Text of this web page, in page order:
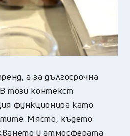
а за дългосрочна
В този контекст
функционира като
Място, където
и атмосферата